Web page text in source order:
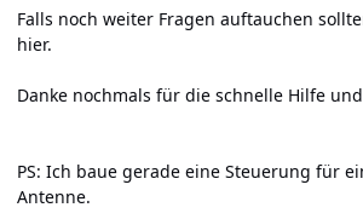
Falls noch weiter Fragen auftauchen
hier.
Danke nochmals für die schnelle Hilfe
PS: Ich baue gerade eine Steuerung für
Antenne.